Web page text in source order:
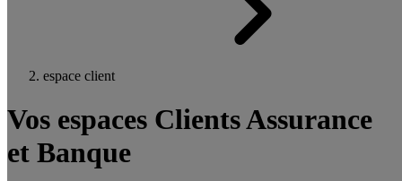
espace client
Vos espaces Clients Assurance
et Banque